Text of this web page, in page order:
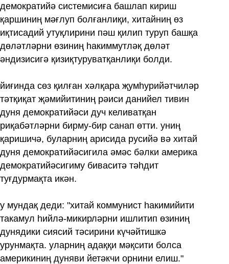
демократийә системисиға башлап кириш
қаршиниң мәғлуп болғанлиқи, хитайниң өз
иқтисадий утуқлирини пәш қилип туруп башқа
дөләтләрни өзиниң һакиммутләқ дөләт
әндизисигә қизиқтуруватқанлиқи болди.
йиғинда сөз қилған хәлқара җумһурийәтчиләр
тәтқиқат җәмийитиниң рәиси данийел тивин
дуня демократийәси дуч келиватқан
риқабәтләрни бирму-бир санап өтти. униң
қаришичә, буларниң арисида русийә вә хитай
дуня демократийәсигила әмәс бәлки америка
демократийәсигиму биваситә тәһдит
туғдурмақта икән.
у мундақ деди: "хитай коммунист һакимийити
такамул һийлә-микирләрни ишлитип өзиниң
дунядики сиясий тәсирини күчәйтишкә
урунмақта. уларниң адаққи мәқсити болса
америкиниң дуняви йетәкчи орнини елиш."